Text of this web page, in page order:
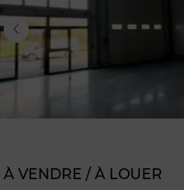
À VENDRE / À LOUER